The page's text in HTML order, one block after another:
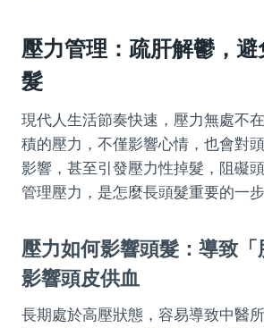
壓力管理：疏肝解鬱，
髮
現代人生活節奏快速，壓力無處不
積的壓力，不僅影響心情，也會對
影響，甚至引發壓力性掉髮，阻礙
管理壓力，是怎麼長頭髮重要的一步
壓力如何影響頭髮：導致「
影響頭皮供血
長期處於高壓狀態，容易導致中醫